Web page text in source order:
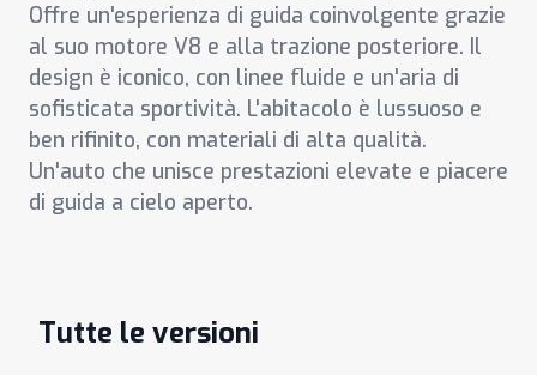
Offre un'esperienza di guida coinvolgente grazie
al suo motore V8 e alla trazione posteriore. Il
design è iconico, con linee fluide e un'aria di
sofisticata sportività. L'abitacolo è lussuoso e
ben rifinito, con materiali di alta qualità.
Un'auto che unisce prestazioni elevate e piacere
di guida a cielo aperto.
Tutte le versioni